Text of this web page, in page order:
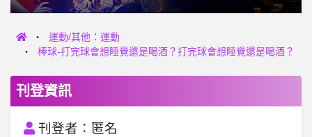
運動/其他：運動
棒球-打完球會想睡覺還是喝酒？打完球會想睡覺還是喝酒？
刊登資訊
刊登者：匿名